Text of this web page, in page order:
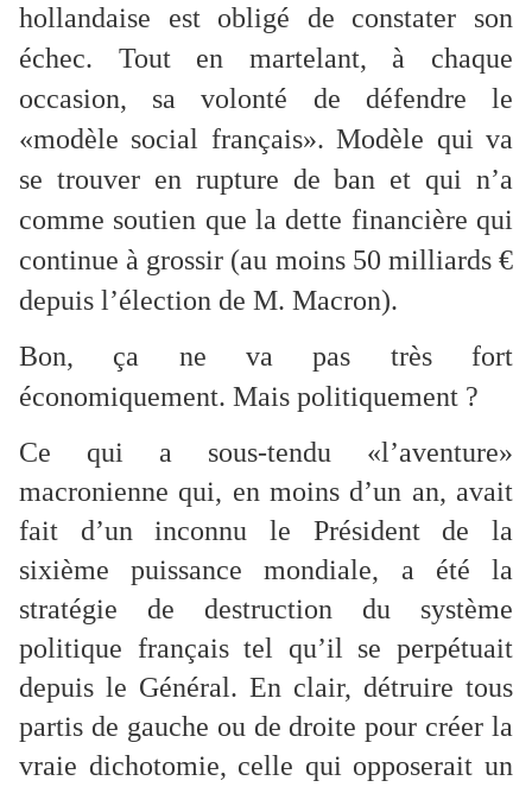
hollandaise est obligé de constater son
échec. Tout en martelant, à chaque
occasion, sa volonté de défendre le
«modèle social français». Modèle qui va
se trouver en rupture de ban et qui n’a
comme soutien que la dette financière qui
continue à grossir (au moins 50 milliards €
depuis l’élection de M. Macron).
Bon, ça ne va pas très fort
économiquement. Mais politiquement ?
Ce qui a sous-tendu «l’aventure»
macronienne qui, en moins d’un an, avait
fait d’un inconnu le Président de la
sixième puissance mondiale, a été la
stratégie de destruction du système
politique français tel qu’il se perpétuait
depuis le Général. En clair, détruire tous
partis de gauche ou de droite pour créer la
vraie dichotomie, celle qui opposerait un